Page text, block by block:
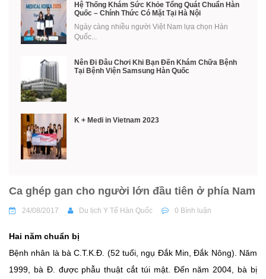
Hệ Thống Khám Sức Khỏe Tổng Quát Chuẩn Hàn
Quốc – Chính Thức Có Mặt Tại Hà Nội
Ngày càng nhiều người Việt Nam lựa chọn Hàn
Quốc...
Nên Đi Đâu Chơi Khi Bạn Đến Khám Chữa Bệnh
Tại Bệnh Viện Samsung Hàn Quốc
K + Medi in Vietnam 2023
Ca ghép gan cho người lớn đầu tiên ở phía Nam
24/08/2017 Du lịch Y Tế Hàn Quốc 0 Bình luận
Hai năm chuẩn bị
Bệnh nhân là bà C.T.K.Đ. (52 tuổi, ngụ Đắk Min, Đắk Nông). Năm
1999, bà Đ. được phẫu thuật cắt túi mật. Đến năm 2004, bà bị